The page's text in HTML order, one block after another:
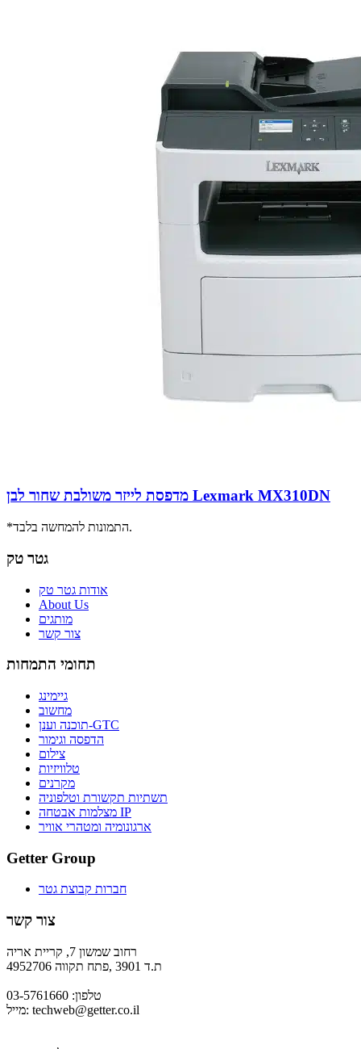
מדפסת לייזר משולבת שחור לבן Lexmark MX310DN
*התמונות להמחשה בלבד.
גטר טק
אודות גטר טק
About Us
מותגים
צור קשר
תחומי התמחות
גיימינג
מחשוב
תוכנה וענן-GTC
הדפסה וגימור
צילום
טלוויזיות
מקרנים
תשתיות תקשורת וטלפוניה
מצלמות אבטחה IP
ארגונומיה ומטהרי אוויר
Getter Group
חברות קבוצת גטר
צור קשר
רחוב שמשון 7, קריית אריה
ת.ד 3901 ,פתח תקווה 4952706
טלפון: 03-5761660
מייל: techweb@getter.co.il